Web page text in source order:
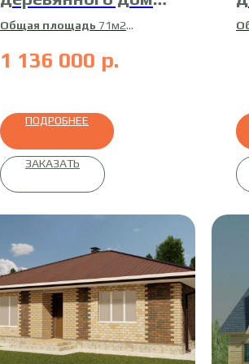
ДБ-9
Общая площадь 71м2
Материалоцилиндрованное
1 136 000 р.
ПОДРОБНЕЕ
ЗАКАЗАТЬ